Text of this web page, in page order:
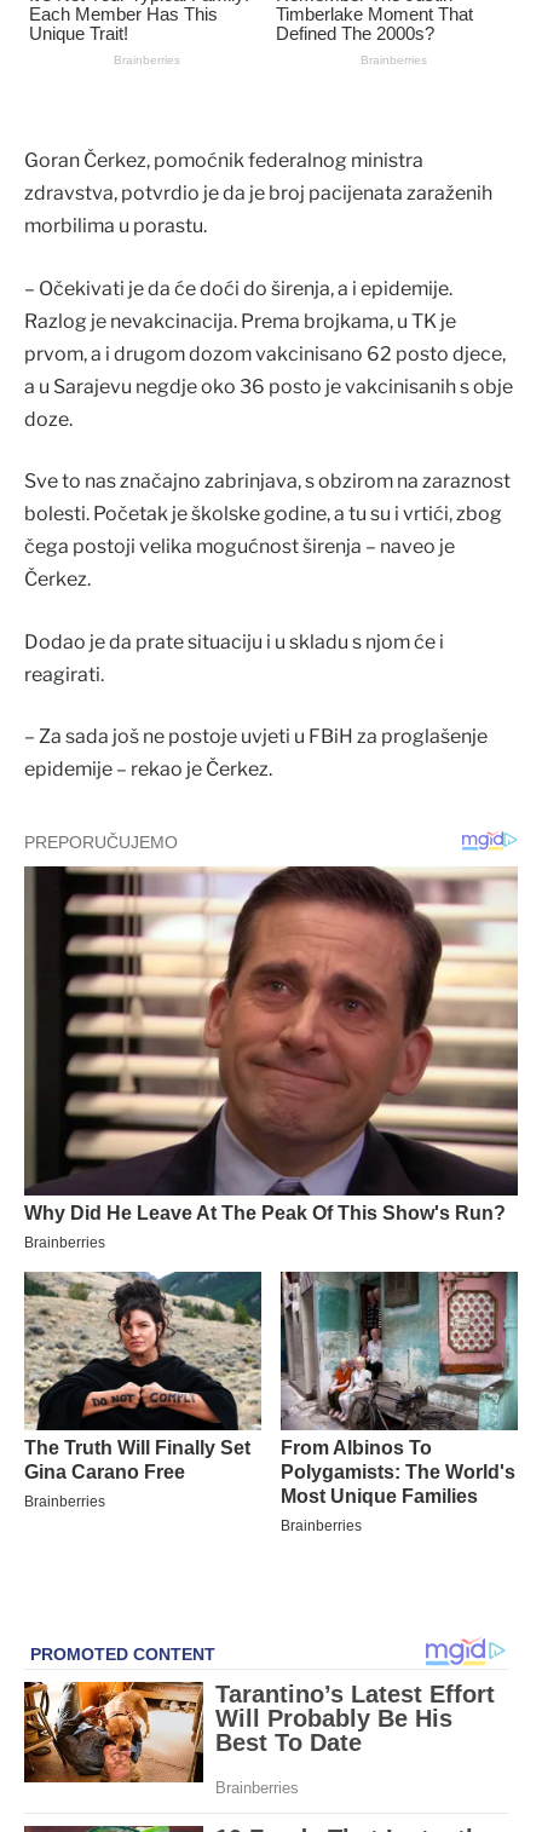
Goran Čerkez, pomoćnik federalnog ministra
zdravstva, potvrdio je da je broj pacijenata zaraženih
morbilima u porastu.
– Očekivati je da će doći do širenja, a i epidemije.
Razlog je nevakcinacija. Prema brojkama, u TK je
prvom, a i drugom dozom vakcinisano 62 posto djece,
a u Sarajevu negdje oko 36 posto je vakcinisanih s obje
doze.
Sve to nas značajno zabrinjava, s obzirom na zaraznost
bolesti. Početak je školske godine, a tu su i vrtići, zbog
čega postoji velika mogućnost širenja – naveo je
Čerkez.
Dodao je da prate situaciju i u skladu s njom će i
reagirati.
– Za sada još ne postoje uvjeti u FBiH za proglašenje
epidemije – rekao je Čerkez.